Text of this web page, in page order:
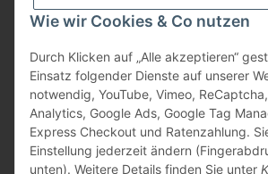
Wie wir Cookies & Co nutzen
Durch Klicken auf „Alle akzeptieren“
Einsatz folgender Dienste auf unserer
notwendig, YouTube, Vimeo,
Analytics, Google Ads, Google Tag
Express Checkout und Ratenzahlung.
Einstellung jederzeit ändern
unten). Weitere Details finden Sie unter
Informationen
Gesetzliche Informationen